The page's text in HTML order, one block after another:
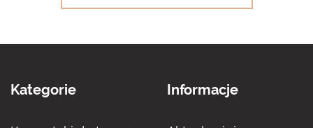
Kategorie Informacje